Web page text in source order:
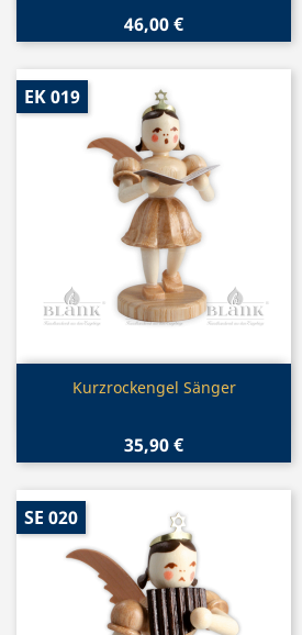
46,00 €
Vorschau
Kurzrockengel Sänger
35,90 €
EK 019
SE 020